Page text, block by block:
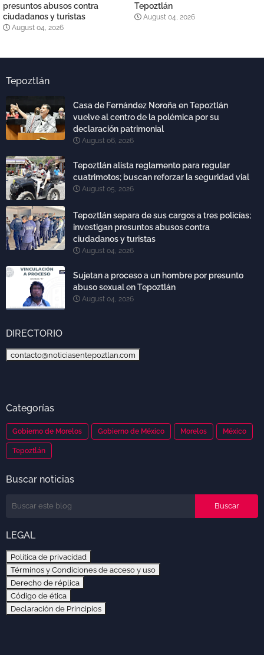
presuntos abusos contra
ciudadanos y turistas
August 04, 2026
Tepoztlán
August 04, 2026
Tepoztlán
Casa de Fernández Noroña en Tepoztlán
vuelve al centro de la polémica por su
declaración patrimonial
August 06, 2026
Tepoztlán alista reglamento para regular
cuatrimotos; buscan reforzar la seguridad vial
August 05, 2026
Tepoztlán separa de sus cargos a tres policías;
investigan presuntos abusos contra
ciudadanos y turistas
August 04, 2026
Sujetan a proceso a un hombre por presunto
abuso sexual en Tepoztlán
August 04, 2026
DIRECTORIO
contacto@noticiasentepoztlan.com
Categorías
Gobierno de Morelos Gobierno de México Morelos México
Tepoztlán
Buscar noticias
LEGAL
Política de privacidad
Términos y Condiciones de acceso y uso
Derecho de réplica
Código de ética
Declaración de Principios